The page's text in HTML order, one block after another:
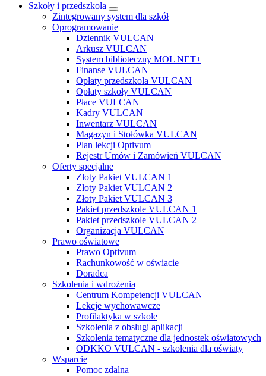
Szkoły i przedszkola
Zintegrowany system dla szkół
Oprogramowanie
Dziennik VULCAN
Arkusz VULCAN
System biblioteczny MOL NET+
Finanse VULCAN
Opłaty przedszkola VULCAN
Opłaty szkoły VULCAN
Płace VULCAN
Kadry VULCAN
Inwentarz VULCAN
Magazyn i Stołówka VULCAN
Plan lekcji Optivum
Rejestr Umów i Zamówień VULCAN
Oferty specjalne
Złoty Pakiet VULCAN 1
Złoty Pakiet VULCAN 2
Złoty Pakiet VULCAN 3
Pakiet przedszkole VULCAN 1
Pakiet przedszkole VULCAN 2
Organizacja VULCAN
Prawo oświatowe
Prawo Optivum
Rachunkowość w oświacie
Doradca
Szkolenia i wdrożenia
Centrum Kompetencji VULCAN
Lekcje wychowawcze
Profilaktyka w szkole
Szkolenia z obsługi aplikacji
Szkolenia tematyczne dla jednostek oświatowych
ODKKO VULCAN - szkolenia dla oświaty
Wsparcie
Pomoc zdalna